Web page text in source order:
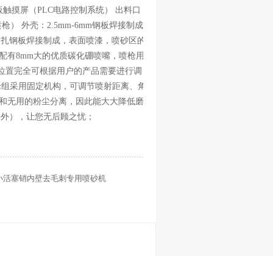
摸屏（PLC电路控制系统） 出料口
） 外壳：2.5mm-6mm钢板焊接制成
钢板焊接制成，表面喷漆，喷砂区的
有8mm大的优质碳化硼喷嘴，喷枪用
置完全可根据用户的产品需要进行调
采用固定机构，可调节喷射距离、角
无用的粉尘分离，因此能大大降低磨
），让您无后顾之忧；
活塞销内壁去毛刺专用喷砂机